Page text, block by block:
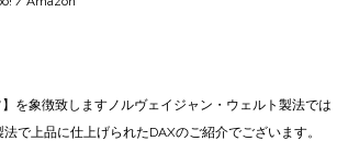
を象徴致しますノルヴェイジャン・ウェルト製法では
で上品に仕上げられたDAXのご紹介でございます。